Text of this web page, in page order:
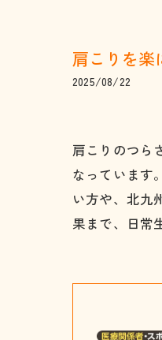
肩こりを楽
2025/08/22
肩こりのつら
なっています
い方や、北九
果まで、日常